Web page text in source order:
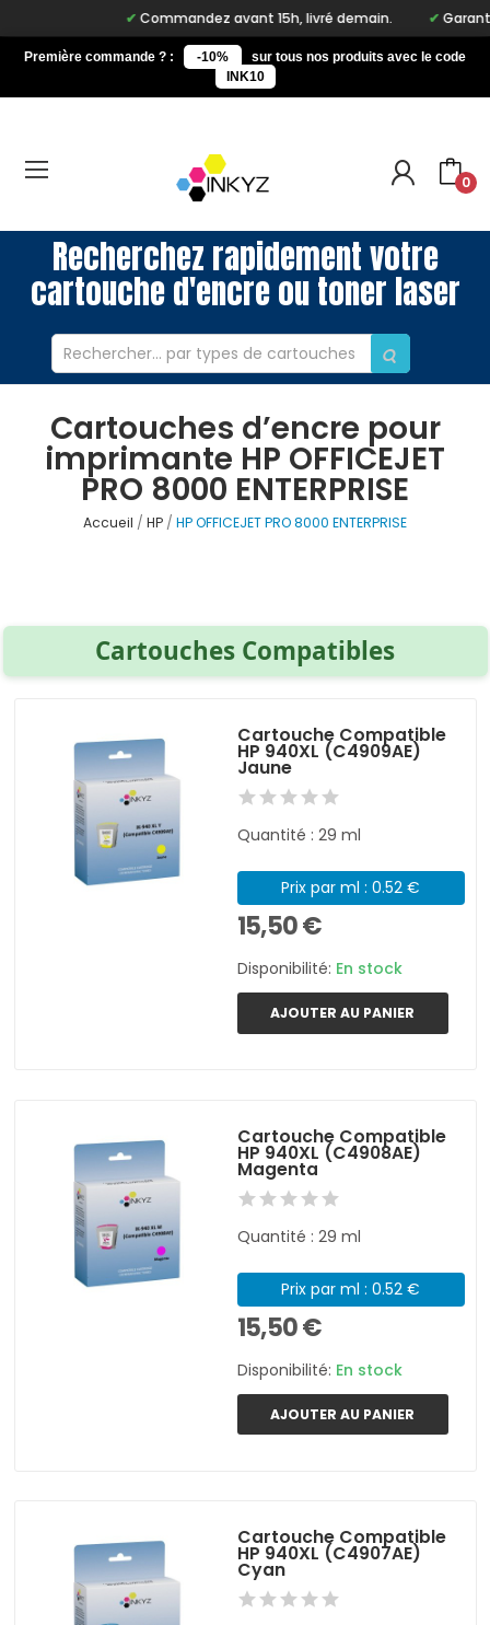
Commandez avant 15h, livré demain.
Première commande ? : -10%
sur tous nos produits avec le code
INK10
0
Recherchez rapidement votre
cartouche d'encre ou toner laser
Cartouches d’encre pour
imprimante HP OFFICEJET
PRO 8000 ENTERPRISE
Accueil HP HP OFFICEJET PRO 8000 ENTERPRISE
Cartouches Compatibles
Cartouche Compatible
HP 940XL (C4909AE)
Jaune
Quantité : 29 ml
Prix par ml : 0.52 €
15,50 €
Disponibilité: En stock
AJOUTER AU PANIER
Cartouche Compatible
HP 940XL (C4908AE)
Magenta
Quantité : 29 ml
Prix par ml : 0.52 €
15,50 €
Disponibilité: En stock
AJOUTER AU PANIER
Cartouche Compatible
HP 940XL (C4907AE)
Cyan